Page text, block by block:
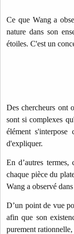
Ce que Wang a
nature dans son
étoiles. C'est un
Des chercheurs ont
sont si complexes
élément
d'expliquer.
En d’autres
chaque pièce du
Wang a observé
D’un point de vue
afin que son
purement